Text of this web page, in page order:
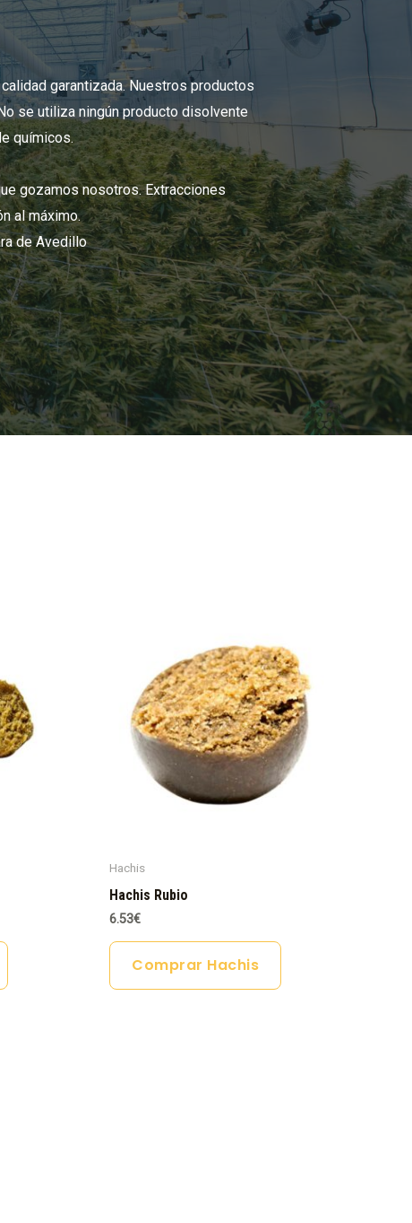
garantizada. Nuestros productos
se utiliza ningún producto disolvente
químicos.
gozamos nosotros. Extracciones
al máximo.
de Avedillo
Hachis
Hachis Rubio
6.53€
Comprar Hachis